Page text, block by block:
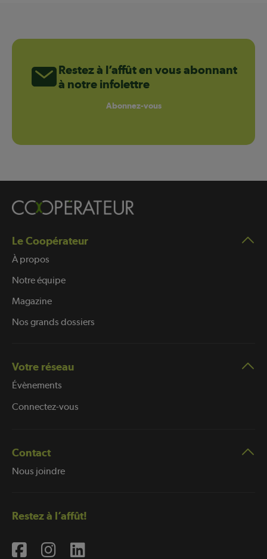
Restez à l’affût en vous abonnant
à notre infolettre
Abonnez-vous
Le Coopérateur
À propos
Notre équipe
Magazine
Nos grands dossiers
Votre réseau
Évènements
Connectez-vous
Contact
Nous joindre
Restez à l’affût!